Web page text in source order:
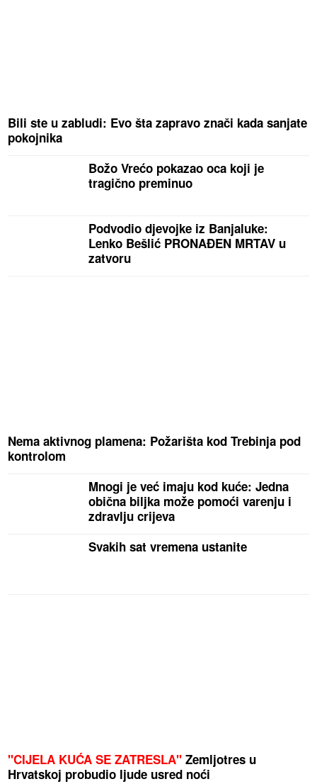
Bili ste u zabludi: Evo šta zapravo znači kada sanjate
pokojnika
Božo Vrećo pokazao oca koji je
tragično preminuo
Podvodio djevojke iz Banjaluke:
Lenko Bešlić PRONAĐEN MRTAV u
zatvoru
Nema aktivnog plamena: Požarišta kod Trebinja pod
kontrolom
Mnogi je već imaju kod kuće: Jedna
obična biljka može pomoći varenju i
zdravlju crijeva
Svakih sat vremena ustanite
"CIJELA KUĆA SE ZATRESLA" Zemljotres u
Hrvatskoj probudio ljude usred noći